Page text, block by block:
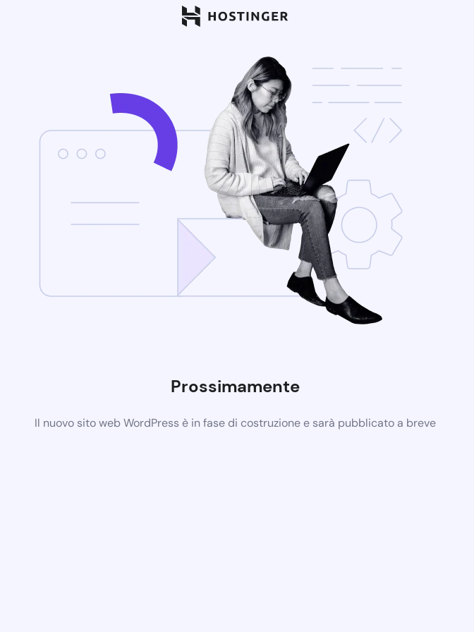
Prossimamente
Il nuovo sito web WordPress è in fase di costruzione e sarà pubblicato a breve